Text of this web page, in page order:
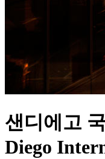
샌디에고
Diego